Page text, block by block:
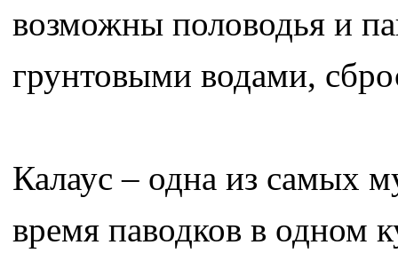
возможны половодья и
грунтовыми водами,
Калаус – одна из самых
время паводков в одном